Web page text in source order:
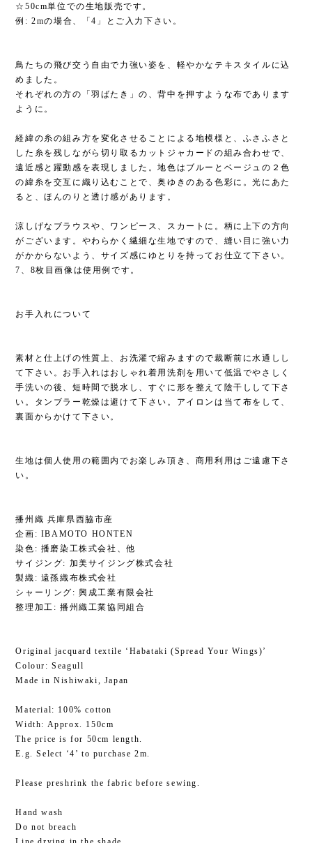
☆50cm単位での生地販売です。
例: 2mの場合、「4」とご入力下さい。
鳥たちの飛び交う自由で力強い姿を、軽やかなテキスタイルに込
めました。
それぞれの方の「羽ばたき」の、背中を押すような布であります
ように。
経緯の糸の組み方を変化させることによる地模様と、ふさふさと
した糸を残しながら切り取るカットジャカードの組み合わせで、
遠近感と躍動感を表現しました。地色はブルーとベージュの２色
の緯糸を交互に織り込むことで、奥ゆきのある色彩に。光にあた
ると、ほんのりと透け感があります。
涼しげなブラウスや、ワンピース、スカートに。柄に上下の方向
がございます。やわらかく繊細な生地ですので、縫い目に強い力
がかからないよう、サイズ感にゆとりを持ってお仕立て下さい。
7、8枚目画像は使用例です。
お手入れについて
素材と仕上げの性質上、お洗濯で縮みますので裁断前に水通しし
て下さい。お手入れはおしゃれ着用洗剤を用いて低温でやさしく
手洗いの後、短時間で脱水し、すぐに形を整えて陰干しして下さ
い。タンブラー乾燥は避けて下さい。アイロンは当て布をして、
裏面からかけて下さい。
生地は個人使用の範囲内でお楽しみ頂き、商用利用はご遠慮下さ
い。
播州織 兵庫県西脇市産
企画: IBAMOTO HONTEN
染色: 播磨染工株式会社、他
サイジング: 加美サイジング株式会社
製織: 遠孫織布株式会社
シャーリング: 興成工業有限会社
整理加工: 播州織工業協同組合
Original jacquard textile ‘Habataki (Spread Your Wings)’
Colour: Seagull
Made in Nishiwaki, Japan
Material: 100% cotton
Width: Approx. 150cm
The price is for 50cm length.
E.g. Select ‘4’ to purchase 2m.
Please preshrink the fabric before sewing.
Hand wash
Do not breach